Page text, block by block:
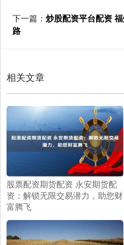
下一篇： 炒股配资平台配资
路
相关文章
股票配资期货配资 永安期货配
资：解锁无限交易潜力，助您财
富腾飞